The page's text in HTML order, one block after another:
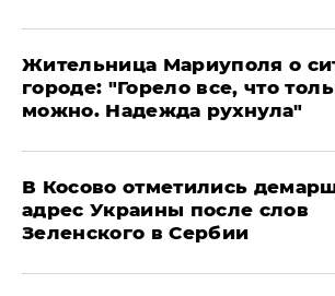
Жительница Мариуполя о
городе: "Горело все, что
можно. Надежда рухнула"
В Косово отметились
адрес Украины после слов
Зеленского в Сербии